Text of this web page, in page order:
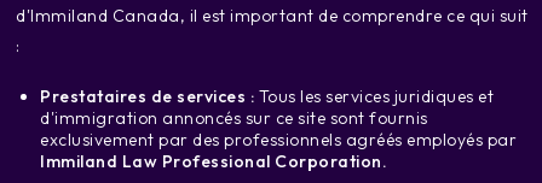
d'Immiland Canada, il est important de comprendre ce qui suit
:
Prestataires de services : Tous les services juridiques et
d'immigration annoncés sur ce site sont fournis
exclusivement par des professionnels agréés employés par
Immiland Law Professional Corporation.